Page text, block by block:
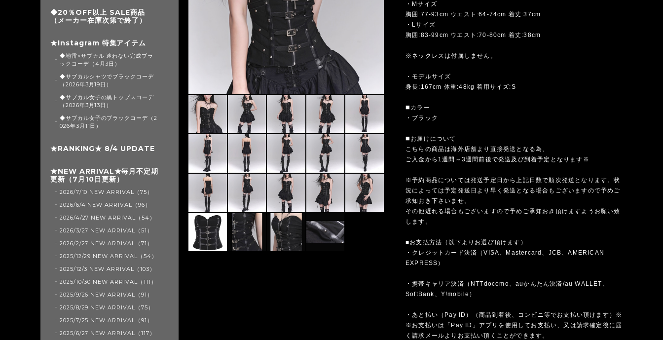
・Mサイズ
胸囲:77-93cm ウエスト:64-74cm 着丈:37cm
・Lサイズ
胸囲:83-99cm ウエスト:70-80cm 着丈:38cm
※ネックレスは付属しません。
・モデルサイズ
身長:167cm 体重:48kg 着用サイズ:S
◼️カラー
・ブラック
◼️お届けについて
こちらの商品は海外店舗より直接発送となる為、
ご入金から1週間～3週間前後で発送及び到着予定となります※
※予約商品については発送予定日から上記日数で順次発送となります。状
況によっては予定発送日より早く発送となる場合もございますので予めご
承知おき下さいませ。
その他遅れる場合もございますので予めご承知おき頂けますようお願い致
します。
■お支払方法（以下よりお選び頂けます）
・クレジットカード決済（VISA、Mastercard、JCB、AMERICAN
EXPRESS）
・携帯キャリア決済（NTTdocomo、auかんたん決済/au WALLET、
SoftBank、Y!mobile）
・あと払い（Pay ID）（商品到着後、コンビニ等でお支払い頂けます）※
※お支払いは「Pay ID」アプリを使用してお支払い、又は請求確定後に届
く請求メールよりお支払い頂くことができます。
◆20％OFF以上 SALE商品
（メーカー在庫次第で終了）
★Instagram 特集アイテム
◆地雷×サブカル 迷わない完成ブラ
ックコーデ（4月3日）
◆サブカルシャツでブラックコーデ
（2026年3月19日）
◆サブカル女子の黒トップスコーデ
（2026年3月13日）
◆サブカル女子のブラックコーデ（2
026年3月11日）
★RANKING★ 8/4 UPDATE
★NEW ARRIVAL★毎月不定期
更新（7月10日更新）
2026/7/10 NEW ARRIVAL（75）
2026/6/4 NEW ARRIVAL（96）
2026/4/27 NEW ARRIVAL（54）
2026/3/27 NEW ARRIVAL（51）
2026/2/27 NEW ARRIVAL（71）
2025/12/29 NEW ARRIVAL（54）
2025/12/3 NEW ARRIVAL（103）
2025/10/30 NEW ARRIVAL（111）
2025/9/26 NEW ARRIVAL（91）
2025/8/29 NEW ARRIVAL（75）
2025/7/25 NEW ARRIVAL（91）
2025/6/27 NEW ARRIVAL（117）